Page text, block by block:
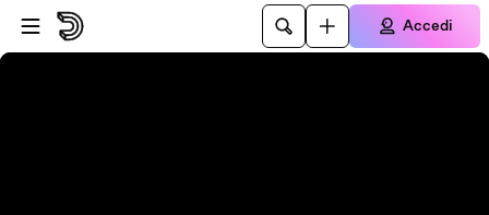
Vai al lettore
Passa al contenuto principale
Accedi